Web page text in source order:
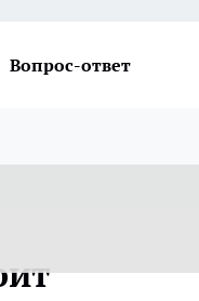
Вопрос-ответ